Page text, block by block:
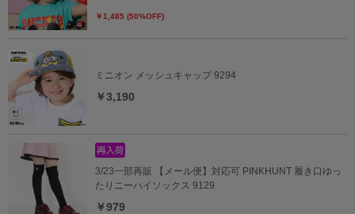
￥1,485 (50%OFF)
ミニオン メッシュキャップ 9294
￥3,190
3/23一部再販 【メール便】対応可 PINKHUNT 履き口ゆっ
たりニーハイソックス 9129
￥979